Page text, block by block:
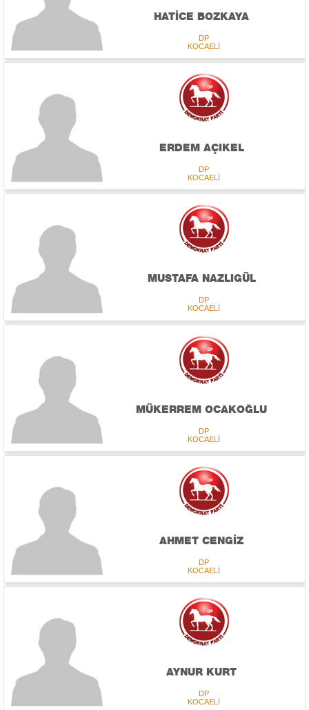
HATİCE BOZKAYA
DP
KOCAELİ
ERDEM AÇIKEL
DP
KOCAELİ
MUSTAFA NAZLIGÜL
DP
KOCAELİ
MÜKERREM OCAKOĞLU
DP
KOCAELİ
AHMET CENGİZ
DP
KOCAELİ
AYNUR KURT
DP
KOCAELİ